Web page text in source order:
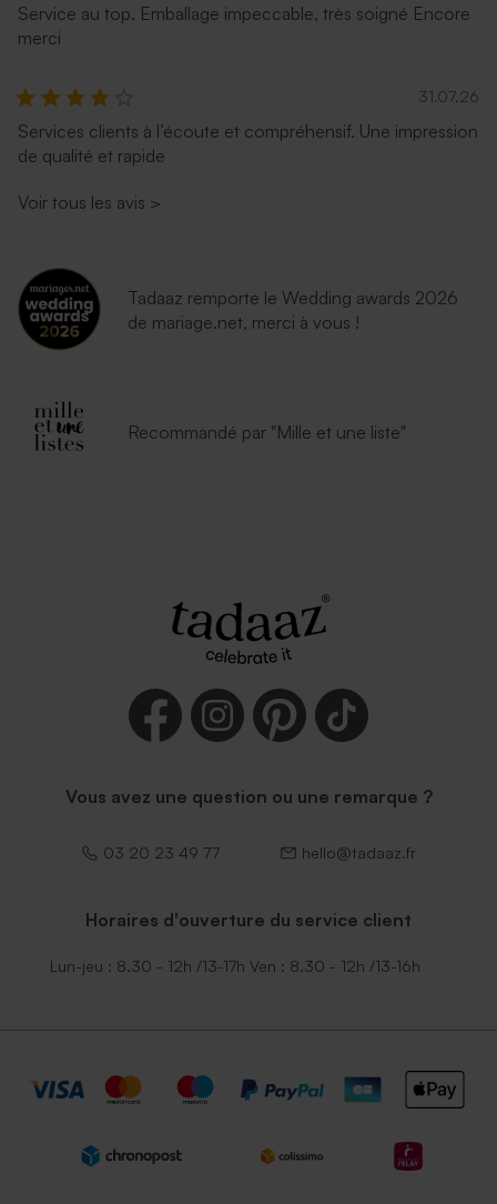
Service au top. Emballage impeccable, très soigné Encore
merci
31.07.26
Services clients à l’écoute et compréhensif. Une impression
de qualité et rapide
Voir tous les avis >
Tadaaz remporte le Wedding awards 2026
de mariage.net, merci à vous !
Recommandé par "Mille et une liste"
Vous avez une question ou une remarque ?
03 20 23 49 77 hello@tadaaz.fr
Horaires d'ouverture du service client
Lun-jeu : 8.30 - 12h /13-17h Ven : 8.30 - 12h /13-16h